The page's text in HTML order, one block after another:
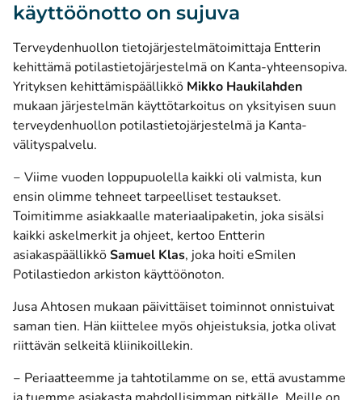
käyttöönotto on sujuva
Terveydenhuollon tietojärjestelmätoimittaja Entterin
kehittämä potilastietojärjestelmä on Kanta-yhteensopiva.
Yrityksen kehittämispäällikkö Mikko Haukilahden
mukaan järjestelmän käyttötarkoitus on yksityisen suun
terveydenhuollon potilastietojärjestelmä ja Kanta-
välityspalvelu.
‒ Viime vuoden loppupuolella kaikki oli valmista, kun
ensin olimme tehneet tarpeelliset testaukset.
Toimitimme asiakkaalle materiaalipaketin, joka sisälsi
kaikki askelmerkit ja ohjeet, kertoo Entterin
asiakaspäällikköSamuel Klas, joka hoiti eSmilen
Potilastiedon arkiston käyttöönoton.
Jusa Ahtosen mukaan päivittäiset toiminnot onnistuivat
saman tien. Hän kiittelee myös ohjeistuksia, jotka olivat
riittävän selkeitä kliinikoillekin.
‒ Periaatteemme ja tahtotilamme on se, että avustamme